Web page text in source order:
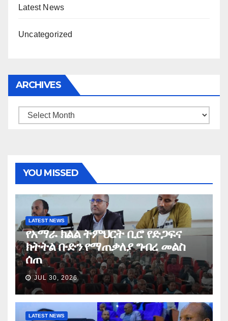
Latest News
Uncategorized
ARCHIVES
Archives
YOU MISSED
LATEST NEWS
የአማራ ክልል ትምህርት ቢሮ የድጋፍና
ክትትል ቡድን የማጠቃለያ ግብረ መልስ
ሰጠ
JUL 30, 2026
LATEST NEWS